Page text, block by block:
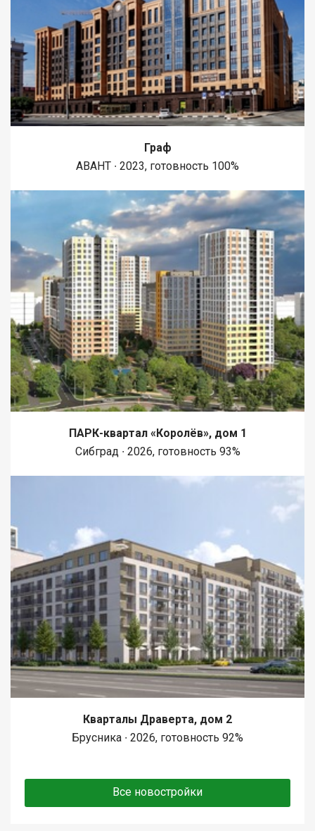
Граф
АВАНТ ∙ 2023, готовность 100%
ПАРК-квартал «Королёв», дом 1
Сибград ∙ 2026, готовность 93%
Кварталы Драверта, дом 2
Брусника ∙ 2026, готовность 92%
Все новостройки